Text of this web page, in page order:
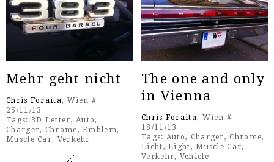
Mehr geht nicht
Chris Foraita, Wien #
25/11/13
Tags: 3D Letter,Auto,
Charger, Chrome,Emblem,
Muscle Car, Verkehr
The one and only
in Vienna
Chris Foraita, Wien #
18/11/13
Tags: Auto, Charger, Chrome,
Licht,Light,Muscle Car,
Verkehr, Vehicle